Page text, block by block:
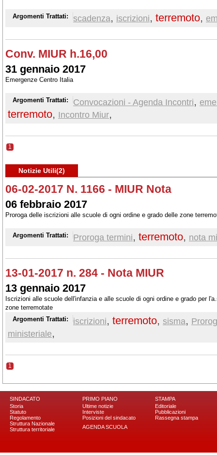
Argomenti Trattati: scadenza, iscrizioni, terremoto,
Conv. MIUR h.16,00
31 gennaio 2017
Emergenze Centro Italia
Argomenti Trattati: Convocazioni - Agenda Incontri,
terremoto, Incontro Miur,
1
Notizie Utili(2)
06-02-2017 N. 1166 - MIUR Nota
06 febbraio 2017
Proroga delle iscrizioni alle scuole di ogni ordine e grado delle zone
Argomenti Trattati: Proroga termini, terremoto, nota
13-01-2017 n. 284 - Nota MIUR
13 gennaio 2017
Iscrizioni alle scuole dell'infanzia e alle scuole di ogni ordine e grado per
zone terremotate
Argomenti Trattati:
iscrizioni, terremoto, sisma,
ministeriale,
1
SINDACATO
Storia
Statuto
Regolamento
Struttura Nazionale
Struttura territoriale
PRIMO PIANO
Ultime notizie
Interviste
Posizioni del sindacato
AGENDA SCUOLA
STAMPA
Editoriale
Pubblicazioni
Rassegna stampa